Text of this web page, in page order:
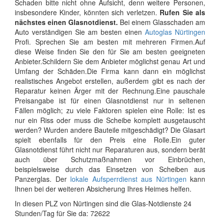
Schaden bitte nicht ohne Aufsicht, denn weitere Personen,
insbesondere Kinder, könnten sich verletzen. Rufen Sie als
nächstes einen Glasnotdienst. Bei einem Glasschaden am
Auto verständigen Sie am besten einen Autoglas Nürtingen
Profi. Sprechen Sie am besten mit mehreren Firmen.Auf
diese Weise finden Sie den für Sie am besten geeigneten
Anbieter.Schildern Sie dem Anbieter möglichst genau Art und
Umfang der Schäden.Die Firma kann dann ein möglichst
realistisches Angebot erstellen, außerdem gibt es nach der
Reparatur keinen Ärger mit der Rechnung.Eine pauschale
Preisangabe ist für einen Glasnotdienst nur in seltenen
Fällen möglich; zu viele Faktoren spielen eine Rolle: Ist es
nur ein Riss oder muss die Scheibe komplett ausgetauscht
werden? Wurden andere Bauteile mitgeschädigt? Die Glasart
spielt ebenfalls für den Preis eine Rolle.Ein guter
Glasnotdienst führt nicht nur Reparaturen aus, sondern berät
auch über Schutzmaßnahmen vor Einbrüchen,
beispielsweise durch das Einsetzen von Scheiben aus
Panzerglas. Der lokale Aufsperrdienst aus Nürtingen kann
Ihnen bei der weiteren Absicherung Ihres Heimes helfen.
In diesen PLZ von Nürtingen sind die Glas-Notdienste 24
Stunden/Tag für Sie da: 72622